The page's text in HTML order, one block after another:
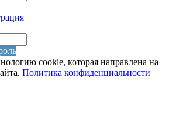
cookie, которая направлена на
Политика конфиденциальности